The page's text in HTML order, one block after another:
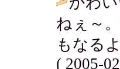
ねぇ～
もなる
( 2005-